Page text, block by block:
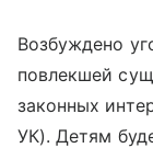
Возбуждено
повлекшей
законных
УК). Детям